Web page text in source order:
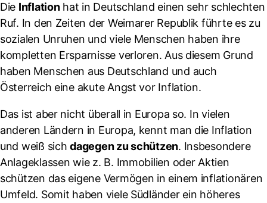
Die Inflationhat in Deutschland einen sehr schlechten
Ruf. In den Zeiten der Weimarer Republik führte es zu
sozialen Unruhen und viele Menschen haben ihre
kompletten Ersparnisse verloren. Aus diesem Grund
haben Menschen aus Deutschland und auch
Österreich eine akute Angst vor Inflation.
Das ist aber nicht überall in Europa so. In vielen
anderen Ländern in Europa, kennt man die Inflation
und weiß sichdagegen zu schützen. Insbesondere
Anlageklassen wie z. B. Immobilien oder Aktien
schützen das eigene Vermögen in einem inflationären
Umfeld. Somit haben viele Südländer ein höheres